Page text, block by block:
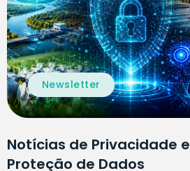
Newsletter
Notícias de Privacidade e
Proteção de Dados